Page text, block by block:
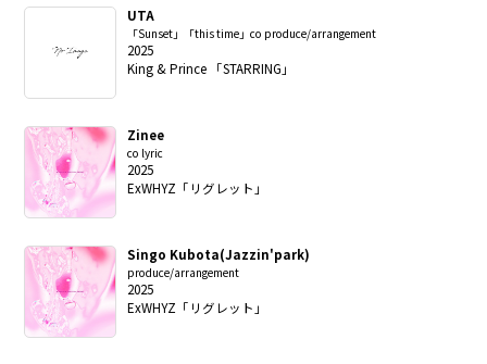
UTA
「Sunset」「this time」co produce/arrangement
2025
King & Prince 「STARRING」
Zinee
co lyric
2025
ExWHYZ「リグレット」
Singo Kubota(Jazzin'park)
produce/arrangement
2025
ExWHYZ「リグレット」